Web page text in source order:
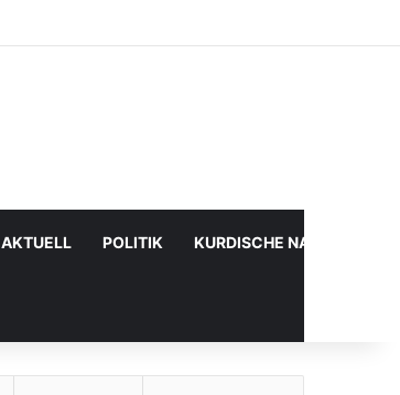
AKTUELL POLITIK KURDISCHE